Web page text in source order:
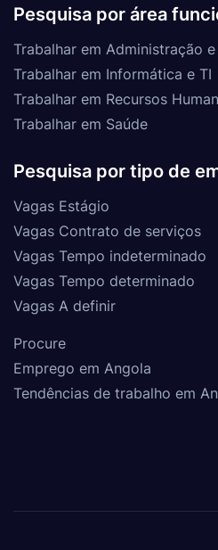
Pesquisa por área
Trabalhar em Administração
Trabalhar em Informática e TI
Trabalhar em Recursos
Trabalhar em Saúde
Pesquisa por tipo de
Vagas Estágio
Vagas Contrato de serviços
Vagas Tempo indeterminado
Vagas Tempo determinado
Vagas A definir
Procure
Emprego em Angola
Tendências de trabalho em